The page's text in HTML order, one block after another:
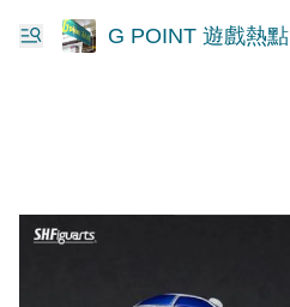
G POINT 遊戲熱點